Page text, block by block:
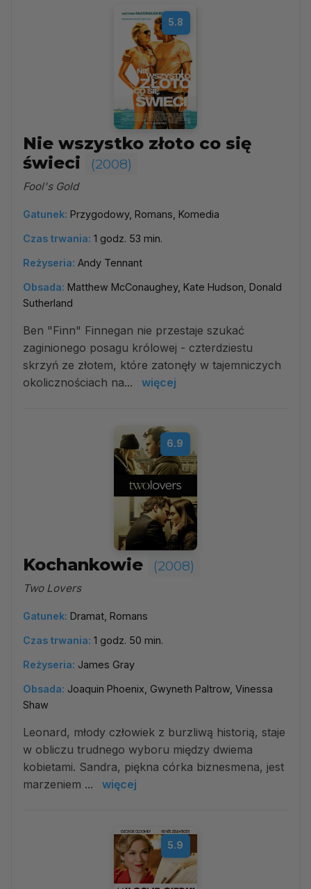
5.8
Nie wszystko złoto co się
świeci
(2008)
Fool's Gold
Gatunek: Przygodowy, Romans, Komedia
Czas trwania: 1 godz. 53 min.
Reżyseria: Andy Tennant
Obsada: Matthew McConaughey, Kate Hudson, Donald
Sutherland
Ben "Finn" Finnegan nie przestaje szukać
zaginionego posagu królowej - czterdziestu
skrzyń ze złotem, które zatonęły w tajemniczych
okolicznościach na...
więcej
6.9
Kochankowie (2008)
Two Lovers
Gatunek: Dramat, Romans
Czas trwania: 1 godz. 50 min.
Reżyseria: James Gray
Obsada: Joaquin Phoenix, Gwyneth Paltrow, Vinessa
Shaw
Leonard, młody człowiek z burzliwą historią, staje
w obliczu trudnego wyboru między dwiema
kobietami. Sandra, piękna córka biznesmena, jest
marzeniem ...
więcej
5.9